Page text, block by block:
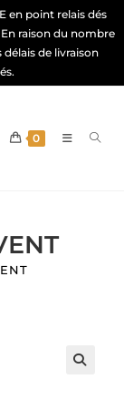
en point relais dés
En raison du nombre
de livraison
0